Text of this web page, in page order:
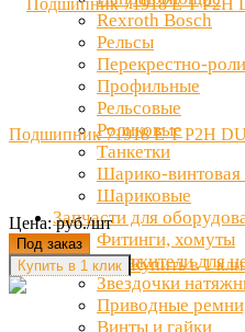
Rexroth Bosch
Рельсы
Перекрестно-
Профильные
Рельсовые
Роликовые
Танкетки
Шарико-
Шариковые
Запчасти для
Фитинги, хомуты
Натяжители для
Звездочки
Приводные
Винты и гайки
Подшипник 71918 E T P2H
Цена: руб./шт
Под заказ
Купить в 1